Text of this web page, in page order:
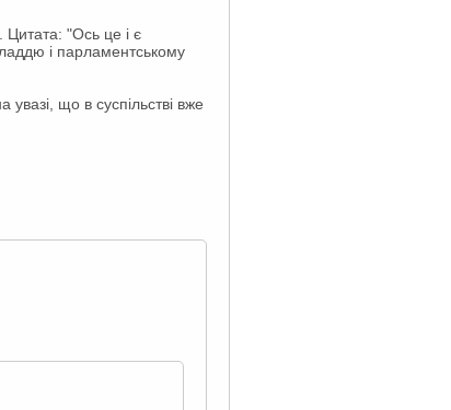
Цитата: "Ось це і є
і парламентському
що в суспільстві вже